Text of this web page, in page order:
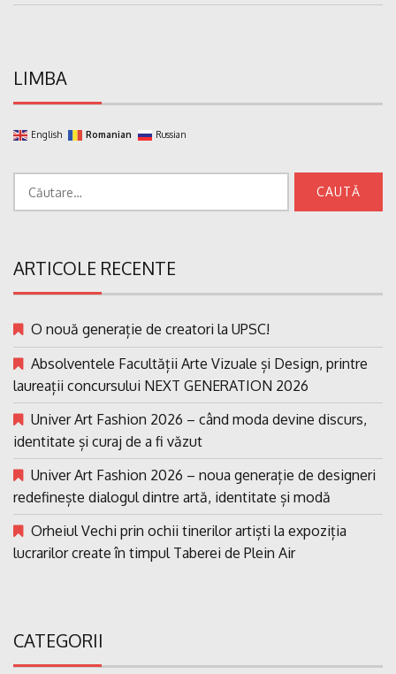
LIMBA
English Romanian Russian
ARTICOLE RECENTE
O nouă generație de creatori la UPSC!
Absolventele Facultății Arte Vizuale și Design, printre
laureații concursului NEXT GENERATION 2026
Univer Art Fashion 2026 – când moda devine discurs,
identitate și curaj de a fi văzut
Univer Art Fashion 2026 – noua generație de designeri
redefinește dialogul dintre artă, identitate și modă
Orheiul Vechi prin ochii tinerilor artiști la expoziția
lucrarilor create în timpul Taberei de Plein Air
CATEGORII